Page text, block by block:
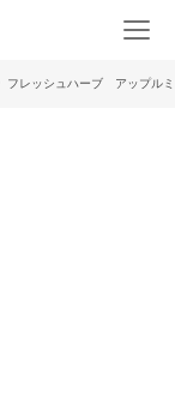
フレッシュハーブ アップル